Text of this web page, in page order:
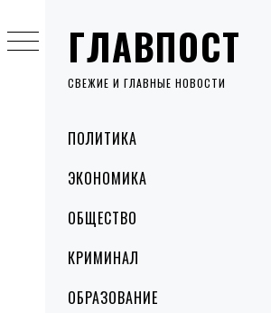
ГЛАВПОСТ
СВЕЖИЕ И ГЛАВНЫЕ НОВОСТИ
MenuПОЛИТИКА
ЭКОНОМИКА
ОБЩЕСТВО
КРИМИНАЛ
ОБРАЗОВАНИЕ
to
content